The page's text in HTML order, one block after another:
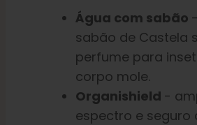
Água com sabão
sabão de Castela
perfume para
corpo mole.
Organishield -
espectro e seguro